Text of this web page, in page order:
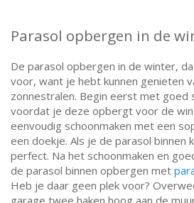
Parasol opbergen in de
De parasol opbergen in de winter,
voor, want je hebt kunnen genieten
zonnestralen. Begin eerst met goed
voordat je deze opbergt voor de
eenvoudig schoonmaken met een
een doekje. Als je de parasol binnen
perfect. Na het schoonmaken en
de parasol binnen opbergen met
Heb je daar geen plek voor?
garage twee haken hoog aan de